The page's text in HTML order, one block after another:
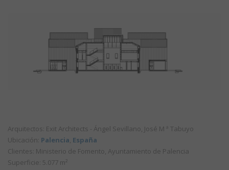
Arquitectos: Exit Architects - Ángel Sevillano, José M ª Tabuyo
Ubicación: Palencia, España
Clientes: Ministerio de Fomento, Ayuntamiento de Palencia
Superficie: 5.077 m²